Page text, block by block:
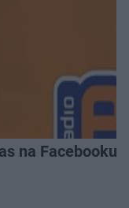
na Facebooku!